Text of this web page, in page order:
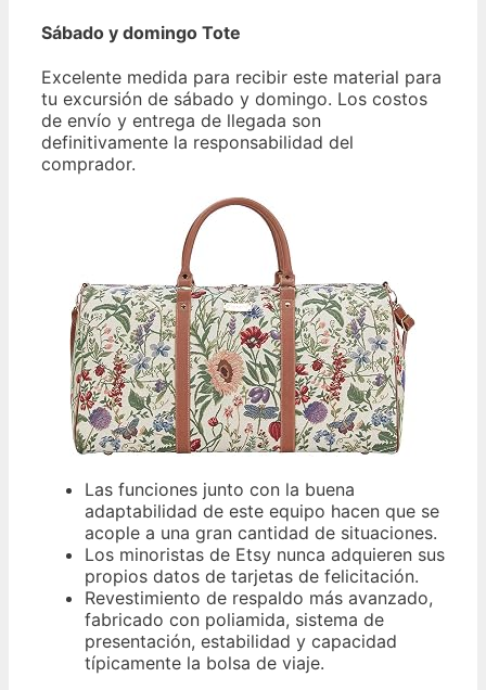
Sábado y domingo Tote
Excelente medida para recibir este material para
tu excursión de sábado y domingo. Los costos
de envío y entrega de llegada son
definitivamente la responsabilidad del
comprador.
Las funciones junto con la buena
adaptabilidad de este equipo hacen que se
acople a una gran cantidad de situaciones.
Los minoristas de Etsy nunca adquieren sus
propios datos de tarjetas de felicitación.
Revestimiento de respaldo más avanzado,
fabricado con poliamida, sistema de
presentación, estabilidad y capacidad
típicamente la bolsa de viaje.